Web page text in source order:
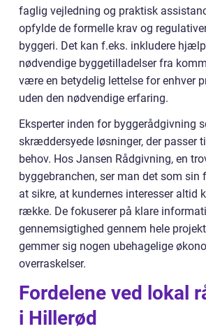
faglig vejledning og praktisk
opfylde de formelle krav og
byggeri. Det kan f.eks. inkludere
nødvendige byggetilladelser fra
være en betydelig lettelse for enhver
uden den nødvendige erfaring.
Eksperter inden for byggerådgivning
skræddersyede løsninger, der passer
behov. Hos Jansen Rådgivning, en
byggebranchen, ser man det som sin
at sikre, at kundernes interesser altid
række. De fokuserer på klare
gennemsigtighed gennem hele
gemmer sig nogen ubehagelige
overraskelser.
Fordelene ved lokal
i Hillerød